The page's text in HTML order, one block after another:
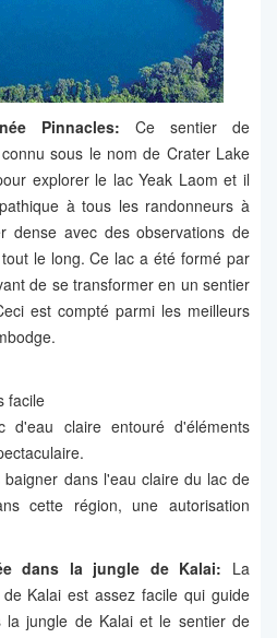
Pinnacles: Ce sentier de
sous le nom de Crater Lake
explorer le lac Yeak Laom et il
à tous les randonneurs à
dense avec des observations de
le long. Ce lac a été formé par
de se transformer en un sentier
est compté parmi les meilleurs
facile
d'eau claire entouré d'éléments
baigner dans l'eau claire du lac de
cette région, une autorisation
dans la jungle de Kalai: La
Kalai est assez facile qui guide
la jungle de Kalai et le sentier de